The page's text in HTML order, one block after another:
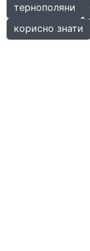
тернополяни
корисно знати